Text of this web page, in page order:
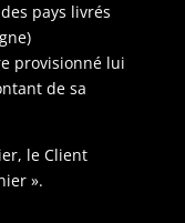
pays livrés
provisionné lui
de sa
le Client
».